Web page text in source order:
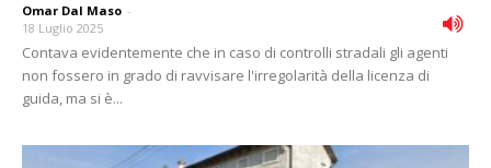
Omar Dal Maso -
18 Luglio 2025
Contava evidentemente che in caso di controlli stradali gli agenti
non fossero in grado di ravvisare l'irregolarità della licenza di
guida, ma si è...